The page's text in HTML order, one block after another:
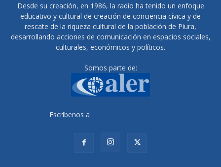
Desde su creación, en 1986, la radio ha tenido un enfoque
educativo y cultural de creación de conciencia cívica y de
rescate de la riqueza cultural de la población de Piura,
desarrollando acciones de comunicación en espacios sociales,
culturales, económicos y políticos.
Somos parte de:
Escríbenos a